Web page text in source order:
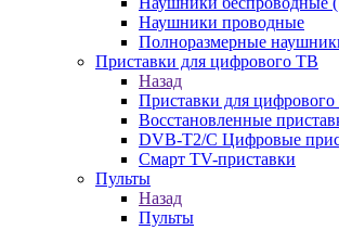
Наушники проводные
Полноразмерные
Приставки для цифрового ТВ
Назад
Приставки для
Восстановленные
DVB-T2/C Цифровые
Смарт ТV-приставки
Пульты
Назад
Пульты